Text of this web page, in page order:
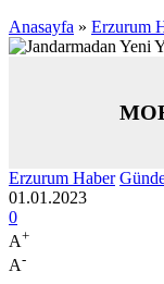
Anasayfa » Erzurum
Erzurum Haber
01.01.2023
0
A+
A-